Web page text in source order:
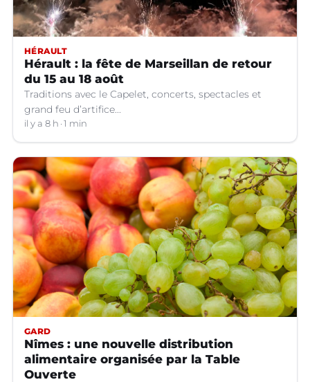
HÉRAULT
Hérault : la fête de Marseillan de retour
du 15 au 18 août
Traditions avec le Capelet, concerts, spectacles et
grand feu d’artifice...
il y a 8 h 1 min
GARD
Nîmes : une nouvelle distribution
alimentaire organisée par la Table
Ouverte